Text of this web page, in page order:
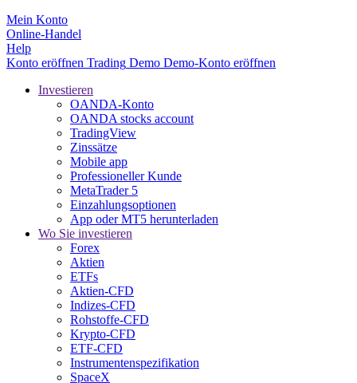
Mein Konto
Online-Handel
Help
Konto eröffnen Trading Demo Demo-Konto eröffnen
Investieren
OANDA-Konto
OANDA stocks account
TradingView
Zinssätze
Mobile app
Professioneller Kunde
MetaTrader 5
Einzahlungsoptionen
App oder MT5 herunterladen
Wo Sie investieren
Forex
Aktien
ETFs
Aktien-CFD
Indizes-CFD
Rohstoffe-CFD
Krypto-CFD
ETF-CFD
Instrumentenspezifikation
SpaceX